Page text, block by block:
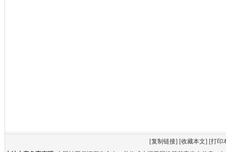
[复制链接] [收藏本文] [打印